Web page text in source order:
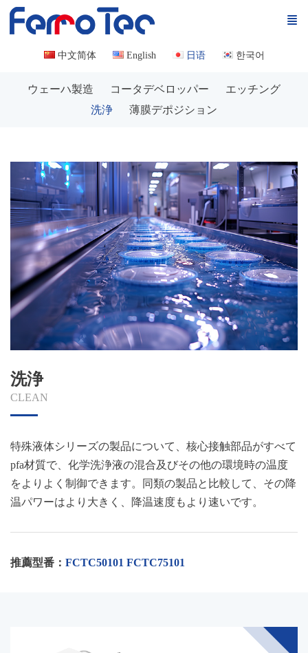
中文简体 English 日语 한국어
ウェーハ製造 コータデベロッパー
エッチング
洗浄
薄膜デポジション
洗浄
CLEAN
特殊液体シリーズの製品について、核心接触部品がすべて
pfa材質で、化学洗浄液の混合及びその他の環境時の温度
をよりよく制御できます。同類の製品と比較して、その降
温パワーはより大きく、降温速度もより速いです。
推薦型番 ： FCTC50101 FCTC75101